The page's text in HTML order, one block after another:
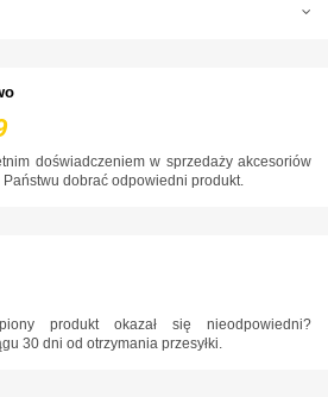
doświadczeniem w sprzedaży akcesoriów
dobrać odpowiedni produkt.
produkt okazał się nieodpowiedni?
30 dni od otrzymania przesyłki.